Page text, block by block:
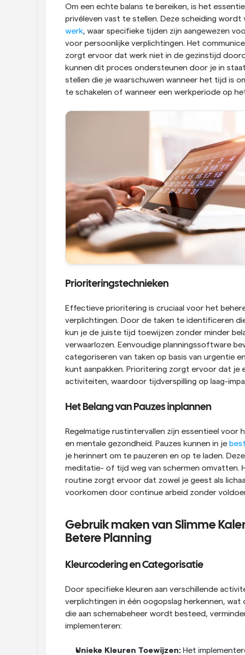
Om een echte balans te bereiken, is het
privéleven vast te stellen. Deze scheiding wordt
werk, waar specifieke tijden zijn aangewezen
voor persoonlijke verplichtingen. Het
zorgt ervoor dat werk niet in de gezinstijd
kunnen dit proces ondersteunen door je in
stellen die je waarschuwen wanneer het tijd is
te schakelen of wanneer een werkperiode op
Prioriteringstechnieken
Effectieve prioritering is cruciaal voor het
verplichtingen. Door de taken te identificeren
kun je de juiste tijd toewijzen zonder minder
verwaarlozen. Eenvoudige planningssoftware
categoriseren van taken op basis van urgentie
kunt aanpakken. Prioritering zorgt ervoor dat
activiteiten, waardoor tijdverspilling op laag-
Het Belang van Pauzes inplannen
Regelmatige rustintervallen zijn essentieel
en mentale gezondheid. Pauzes kunnen in je
je herinnert om te pauzeren en op te laden.
meditatie- of tijd weg van schermen omvatten.
routine zorgt ervoor dat zowel je geest als
voorkomen door continue arbeid zonder
Gebruik maken van Slimme
Betere Planning
Kleurcodering en Categorisatie
Door specifieke kleuren aan verschillende
verplichtingen in één oogopslag herkennen,
die aan schemabeheer wordt besteed,
implementeren:
Unieke Kleuren Toewijzen: Het